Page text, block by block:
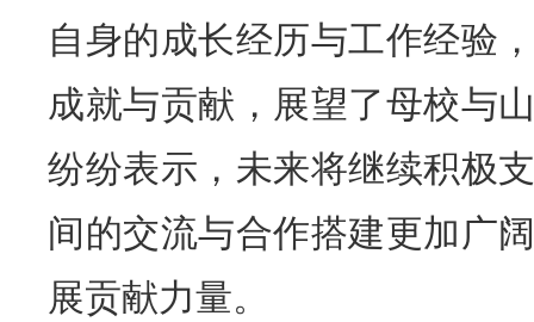
自身的成长经历与工作经验
成就与贡献，展望了母校与
纷纷表示，未来将继续积极
间的交流与合作搭建更加广
展贡献力量。